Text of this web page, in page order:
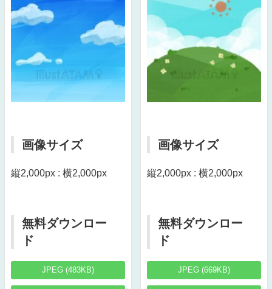
画像サイズ
縦2,000px : 横2,000px
無料ダウンロー
ド
JPEG (483KB)
画像サイズ
縦2,000px : 横2,000px
無料ダウンロー
ド
JPEG (669KB)